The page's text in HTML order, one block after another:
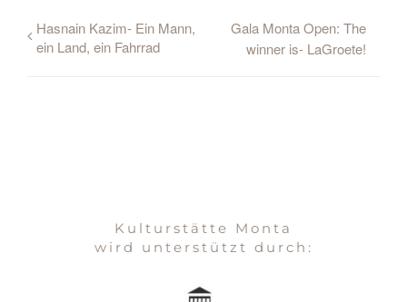
Hasnain Kazim- Ein Mann,
ein Land, ein Fahrrad
Gala Monta Open: The
winner is- LaGroete!
Kulturstätte Monta
wird unterstützt durch: